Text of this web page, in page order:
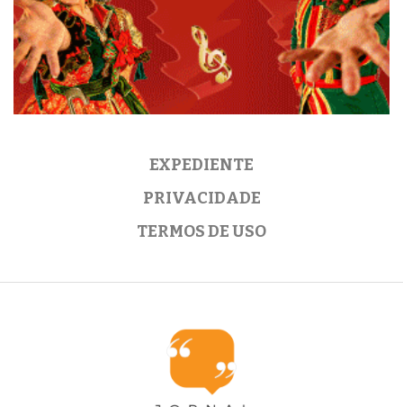
EXPEDIENTE
PRIVACIDADE
TERMOS DE USO